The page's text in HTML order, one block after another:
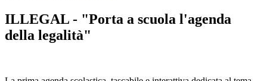
ILLEGAL - "Porta a scuola l'agenda
della legalità"